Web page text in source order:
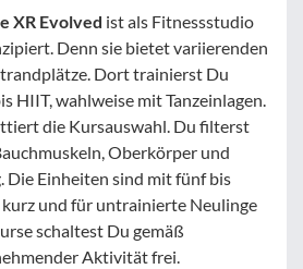
XR Evolved ist als Fitnessstudio
Denn sie bietet variierenden
Dort trainierst Du
HIIT, wahlweise mit Tanzeinlagen.
die Kursauswahl. Du filterst
Oberkörper und
Die Einheiten sind mit fünf bis
und für untrainierte Neulinge
schaltest Du gemäß
Aktivität frei.